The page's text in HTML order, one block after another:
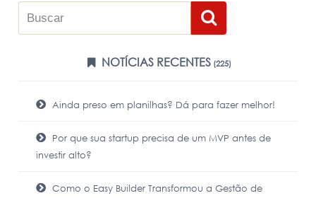
NOTÍCIAS RECENTES(225)
Ainda preso em planilhas? Dá para fazer melhor!
Por que sua startup precisa de um MVP antes de
investir alto?
Como o Easy Builder Transformou a Gestão de